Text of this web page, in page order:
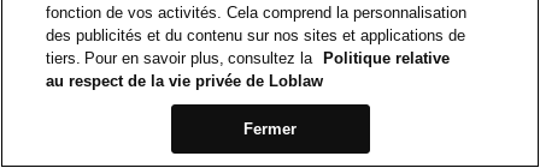
fonction de vos activités. Cela comprend la personnalisation
des publicités et du contenu sur nos sites et applications de
tiers. Pour en savoir plus, consultez la
Politique relative
au respect de la vie privée de Loblaw
Fermer